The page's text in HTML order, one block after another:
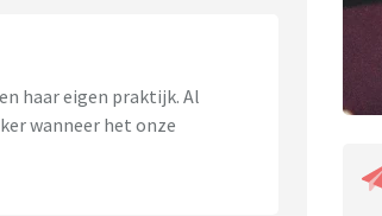
haar eigen praktijk. Al
wanneer het onze